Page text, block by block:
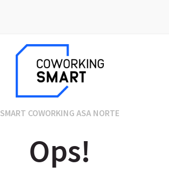
SMART COWORKING ASA NORTE
Ops!